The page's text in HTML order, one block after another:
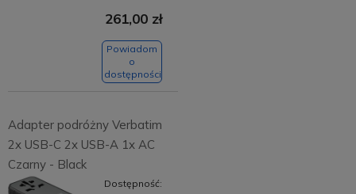
261,00 zł
Powiadom
o
dostępności
Adapter podróżny Verbatim
2x USB-C 2x USB-A 1x AC
Czarny - Black
Dostępność: